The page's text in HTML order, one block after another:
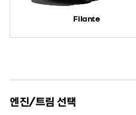
Filante
엔진/트림 선택